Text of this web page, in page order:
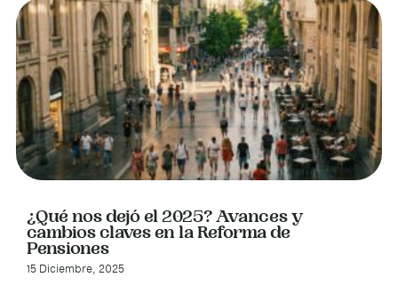
¿Qué nos dejó el 2025? Avances y
cambios claves en la Reforma de
Pensiones
15 Diciembre, 2025